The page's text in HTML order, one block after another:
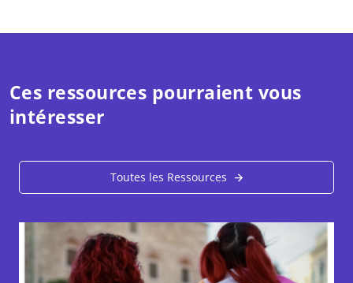
Ces ressources pourraient vous
intéresser
Toutes les Ressources